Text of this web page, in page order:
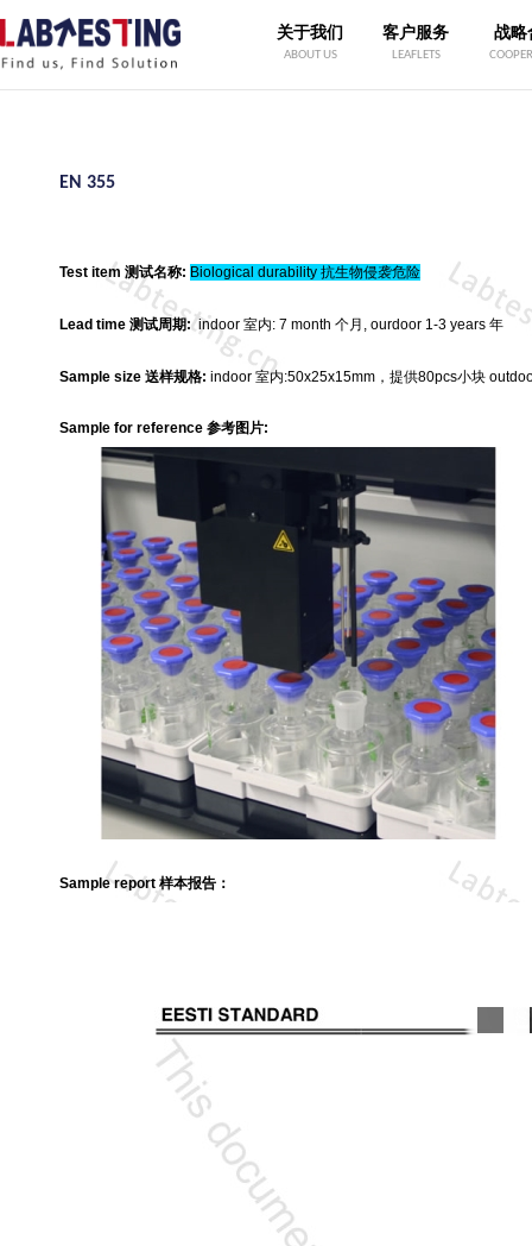
关于我们
ABOUT US
客户服务
LEAFLETS
战略
EN 355
Test item 测试名称: Biological durability 抗生物侵袭危险
Lead time 测试周期:indoor 室内: 7 month 个月, ourdoor 1-3 years 年
Sample size 送样规格: indoor 室内:50x25x15mm，提供80pcs小块
Sample for reference 参考图片:
Sample report 样本报告：